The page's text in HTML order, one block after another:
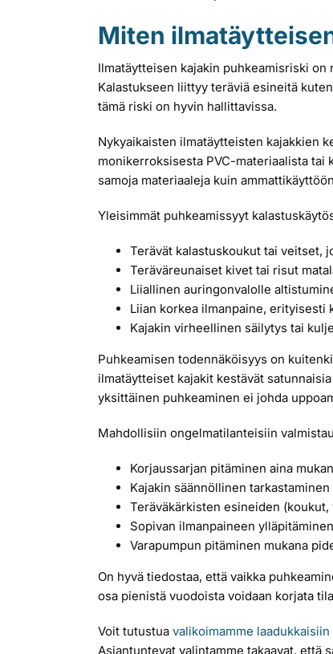
Miten
Ilmatäytteisen kajakin puhkeamisriski
Kalastukseen liittyy teräviä esineitä
tämä riski on hyvin hallittavissa.
Nykyaikaisten ilmatäytteisten kajakkien
monikerroksisesta PVC-materiaalista tai
samoja materiaaleja kuin
Yleisimmät puhkeamissyyt
Terävät kalastuskoukut tai veitset,
Teräväreunaiset kivet tai risut
Liiallinen auringonvalolle
Liian korkea ilmanpaine, erityisesti
Kajakin virheellinen säilytys tai
Puhkeamisen todennäköisyys on
ilmatäytteiset kajakit kestävät
yksittäinen puhkeaminen ei johda
Mahdollisiin ongelmatilanteisiin
Korjaussarjan pitäminen aina
Kajakin säännöllinen
Teräväkärkisten esineiden
Sopivan ilmanpaineen
Varapumpun pitäminen mukana
On hyvä tiedostaa, että vaikka
osa pienistä vuodoista voidaan korjata
Voit tutustua valikoimamme
Asiantuntevat valintamme takaavat, että